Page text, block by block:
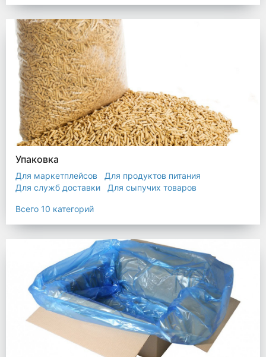
Упаковка
Для маркетплейсов
Для продуктов питания
Для служб доставки
Для сыпучих товаров
Промышленная упаковка
Прочая полиэтиленовая упаковка
Всего 10 категорий